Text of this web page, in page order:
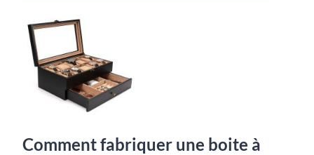
Comment fabriquer une boite à